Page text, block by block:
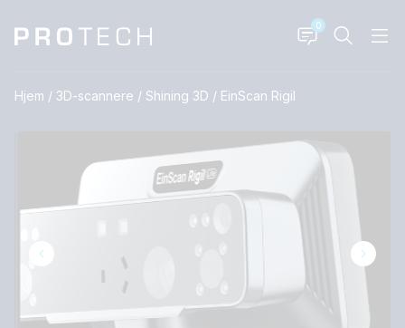
0
Hjem / 3D-scannere / Shining 3D / EinScan Rigil